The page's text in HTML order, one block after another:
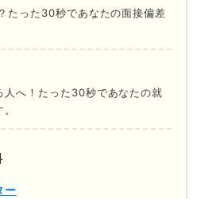
たった30秒であなたの面接偏差
人へ！たった30秒であなたの就
ー